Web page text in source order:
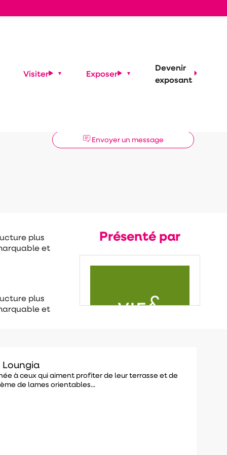
Envoyer un message
plus
et
plus
et
Présenté par
à ceux qui aiment profiter de leur terrasse et de
de lames orientables...
Visiter Exposer
Devenir
exposant